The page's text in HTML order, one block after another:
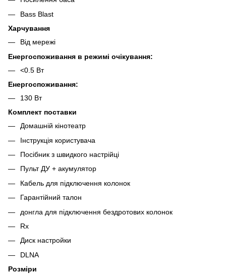
Bass Blast
Харчування
Від мережі
Енергоспоживання в режимі очікування:
<0.5 Вт
Енергоспоживання:
130 Вт
Комплект поставки
Домашній кінотеатр
Інструкція користувача
Посібник з швидкого настрійці
Пульт ДУ + акумулятор
Кабель для підключення колонок
Гарантійний талон
донгла для підключення бездротових колонок
Rx
Диск настройки
DLNA
Розміри